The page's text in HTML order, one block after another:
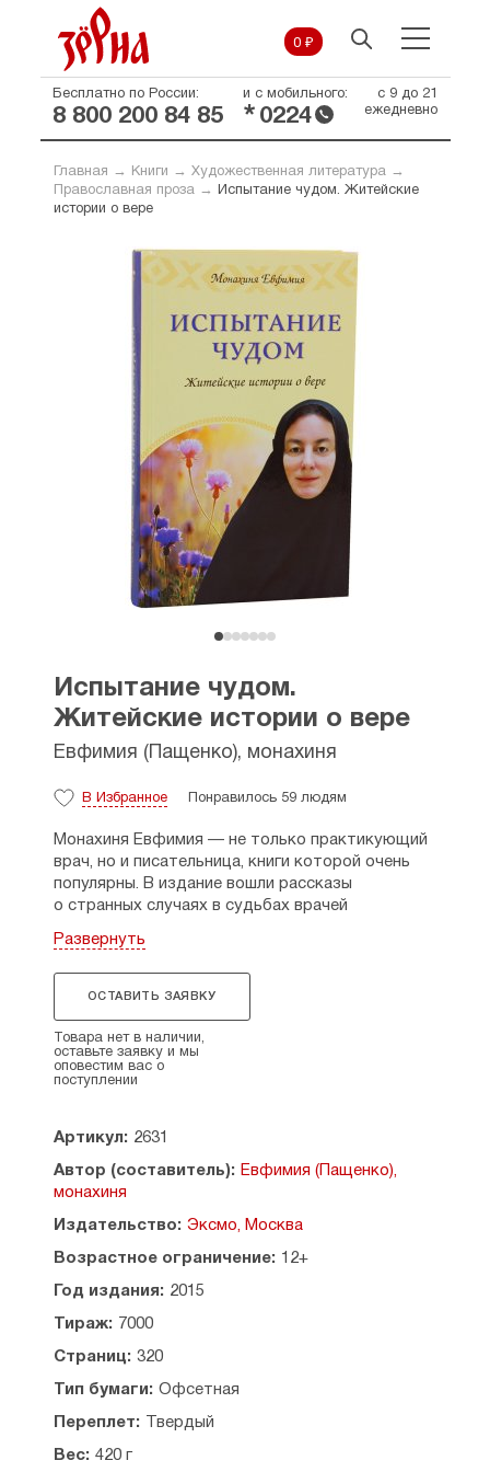
0 ₽
Бесплатно по России:
8 800 200 84 85
и с мобильного:
* 0224
с 9 до 21
ежедневно
Главная → Книги → Художественная литература→
Православная проза→
Испытание чудом. Житейские
истории о вере
Испытание чудом.
Житейские истории о вере
Евфимия (Пащенко), монахиня
В Избранное Понравилось 59 людям
Монахиня Евфимия — не только практикующий
врач, но и писательница, книги которой очень
популярны. В издание вошли рассказы
о странных случаях в судьбах врачей
и древних праведников, для каждого из которых
Промысл Божийоткрывается по-новому.
Нетривиальные сюжеты, знание описываемых
ситуаций, юмор и отличный русский язык
делают книгу увлекательным путешествием
в мир героев разных времен, выбирающих
между добром и злом.
Советом Русской Православной Церкви.
СОДЕРЖАНИЕ
Вопреки статистике
Третий радующийся
Пепел и Крест
О священномученике Парфении (Брянских)
и мученице Антонине Брянских
Повесть о семи святых отроках Ефесских
Плоды покаяния
Развернуть
ОСТАВИТЬ ЗАЯВКУ
Товара нет в наличии,
оставьте заявку и мы
оповестим вас о
поступлении
Артикул: 2631
Автор (составитель): Евфимия (Пащенко),
монахиня
Издательство: Эксмо, Москва
Возрастное ограничение: 12+
Год издания: 2015
Тираж: 7000
Страниц: 320
Тип бумаги: Офсетная
Переплет: Твердый
Вес: 420 г